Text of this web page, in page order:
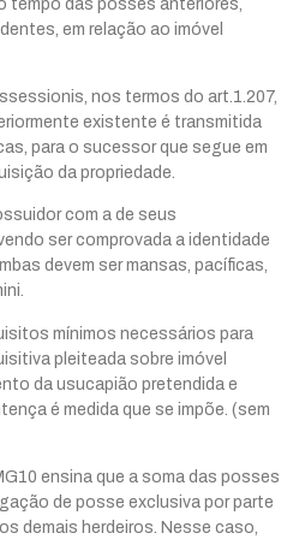
tempo das posses anteriores,
em relação ao imóvel
nos termos do art.1.207,
existente é transmitida
para o sucessor que segue em
da propriedade.
com a de seus
ser comprovada a identidade
devem ser mansas, pacíficas,
mínimos necessários para
pleiteada sobre imóvel
da usucapião pretendida e
é medida que se impõe. (sem
ensina que a soma das posses
de posse exclusiva por parte
demais herdeiros. Nesse caso,